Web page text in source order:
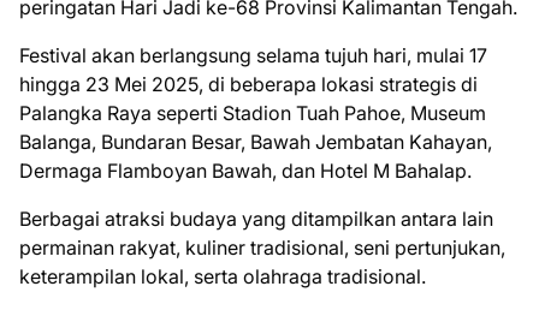
peringatan Hari Jadi ke-68 Provinsi Kalimantan Tengah.
Festival akan berlangsung selama tujuh hari, mulai 17
hingga 23 Mei 2025, di beberapa lokasi strategis di
Palangka Raya seperti Stadion Tuah Pahoe, Museum
Balanga, Bundaran Besar, Bawah Jembatan Kahayan,
Dermaga Flamboyan Bawah, dan Hotel M Bahalap.
Berbagai atraksi budaya yang ditampilkan antara lain
permainan rakyat, kuliner tradisional, seni pertunjukan,
keterampilan lokal, serta olahraga tradisional.